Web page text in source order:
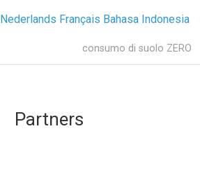
consumo di suolo ZERO
Partners
Nederlands Français Bahasa Indonesia